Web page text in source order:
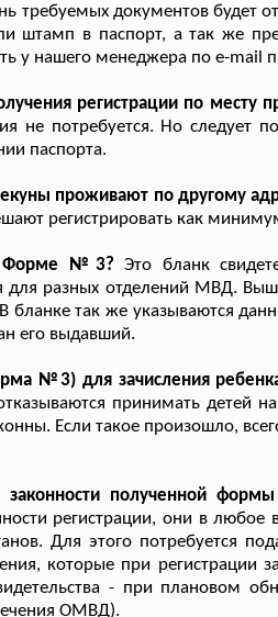
требуемых документов будет
штамп в паспорт, а так же
у нашего менеджера по e-mail
регистрации по месту
не потребуется. Но следует
паспорта.
проживают по другому
регистрировать как
Форме №3? Это бланк
для разных отделений МВД.
так же указываются
его выдавший.
№3) для зачисления
принимать детей
Если такое произошло,
полученной
регистрации, они в
Для этого потребуется
которые при регистрации
- при плановом
ОМВД).